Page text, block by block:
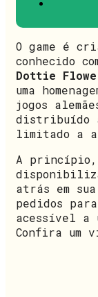
O game é
conhecido
Dottie
uma
jogos
distribuído
limitado a
A princípio,
atrás em
pedidos
acessível a
Confira um